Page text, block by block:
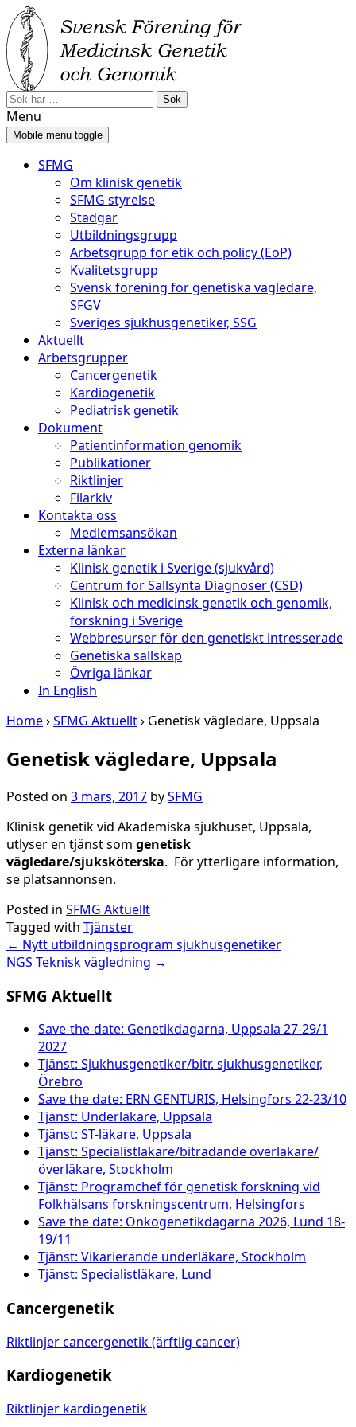
Skip
to
content
Skip
to
main
menu
Search
for:
Menu
Mobile menu toggle
SFMG
Om klinisk genetik
SFMG styrelse
Stadgar
Utbildningsgrupp
Arbetsgrupp för etik och policy (EoP)
Kvalitetsgrupp
Svensk förening för genetiska vägledare,
SFGV
Sveriges sjukhusgenetiker, SSG
Aktuellt
Arbetsgrupper
Cancergenetik
Kardiogenetik
Pediatrisk genetik
Dokument
Patientinformation genomik
Publikationer
Riktlinjer
Filarkiv
Kontakta oss
Medlemsansökan
Externa länkar
Klinisk genetik i Sverige (sjukvård)
Centrum för Sällsynta Diagnoser (CSD)
Klinisk och medicinsk genetik och genomik,
forskning i Sverige
Webbresurser för den genetiskt intresserade
Genetiska sällskap
Övriga länkar
In English
Home›SFMG Aktuellt› Genetisk vägledare, Uppsala
Genetisk vägledare, Uppsala
Posted on 3 mars, 2017 bySFMG
Klinisk genetik vid Akademiska sjukhuset, Uppsala,
utlyser en tjänst som genetisk
vägledare/sjuksköterska. För ytterligare information,
se platsannonsen.
Posted in SFMG Aktuellt
Tagged with Tjänster
Post
navigation
← Nytt utbildningsprogram sjukhusgenetiker
NGS Teknisk vägledning →
SFMG Aktuellt
Save-the-date: Genetikdagarna, Uppsala 27-29/1
2027
Tjänst: Sjukhusgenetiker/bitr. sjukhusgenetiker,
Örebro
Save the date: ERN GENTURIS, Helsingfors 22-23/10
Tjänst: Underläkare, Uppsala
Tjänst: ST-läkare, Uppsala
Tjänst: Specialistläkare/biträdande överläkare/
överläkare, Stockholm
Tjänst: Programchef för genetisk forskning vid
Folkhälsans forskningscentrum, Helsingfors
Save the date: Onkogenetikdagarna 2026, Lund 18-
19/11
Tjänst: Vikarierande underläkare, Stockholm
Tjänst: Specialistläkare, Lund
Cancergenetik
Riktlinjer cancergenetik (ärftlig cancer)
Kardiogenetik
Riktlinjer kardiogenetik